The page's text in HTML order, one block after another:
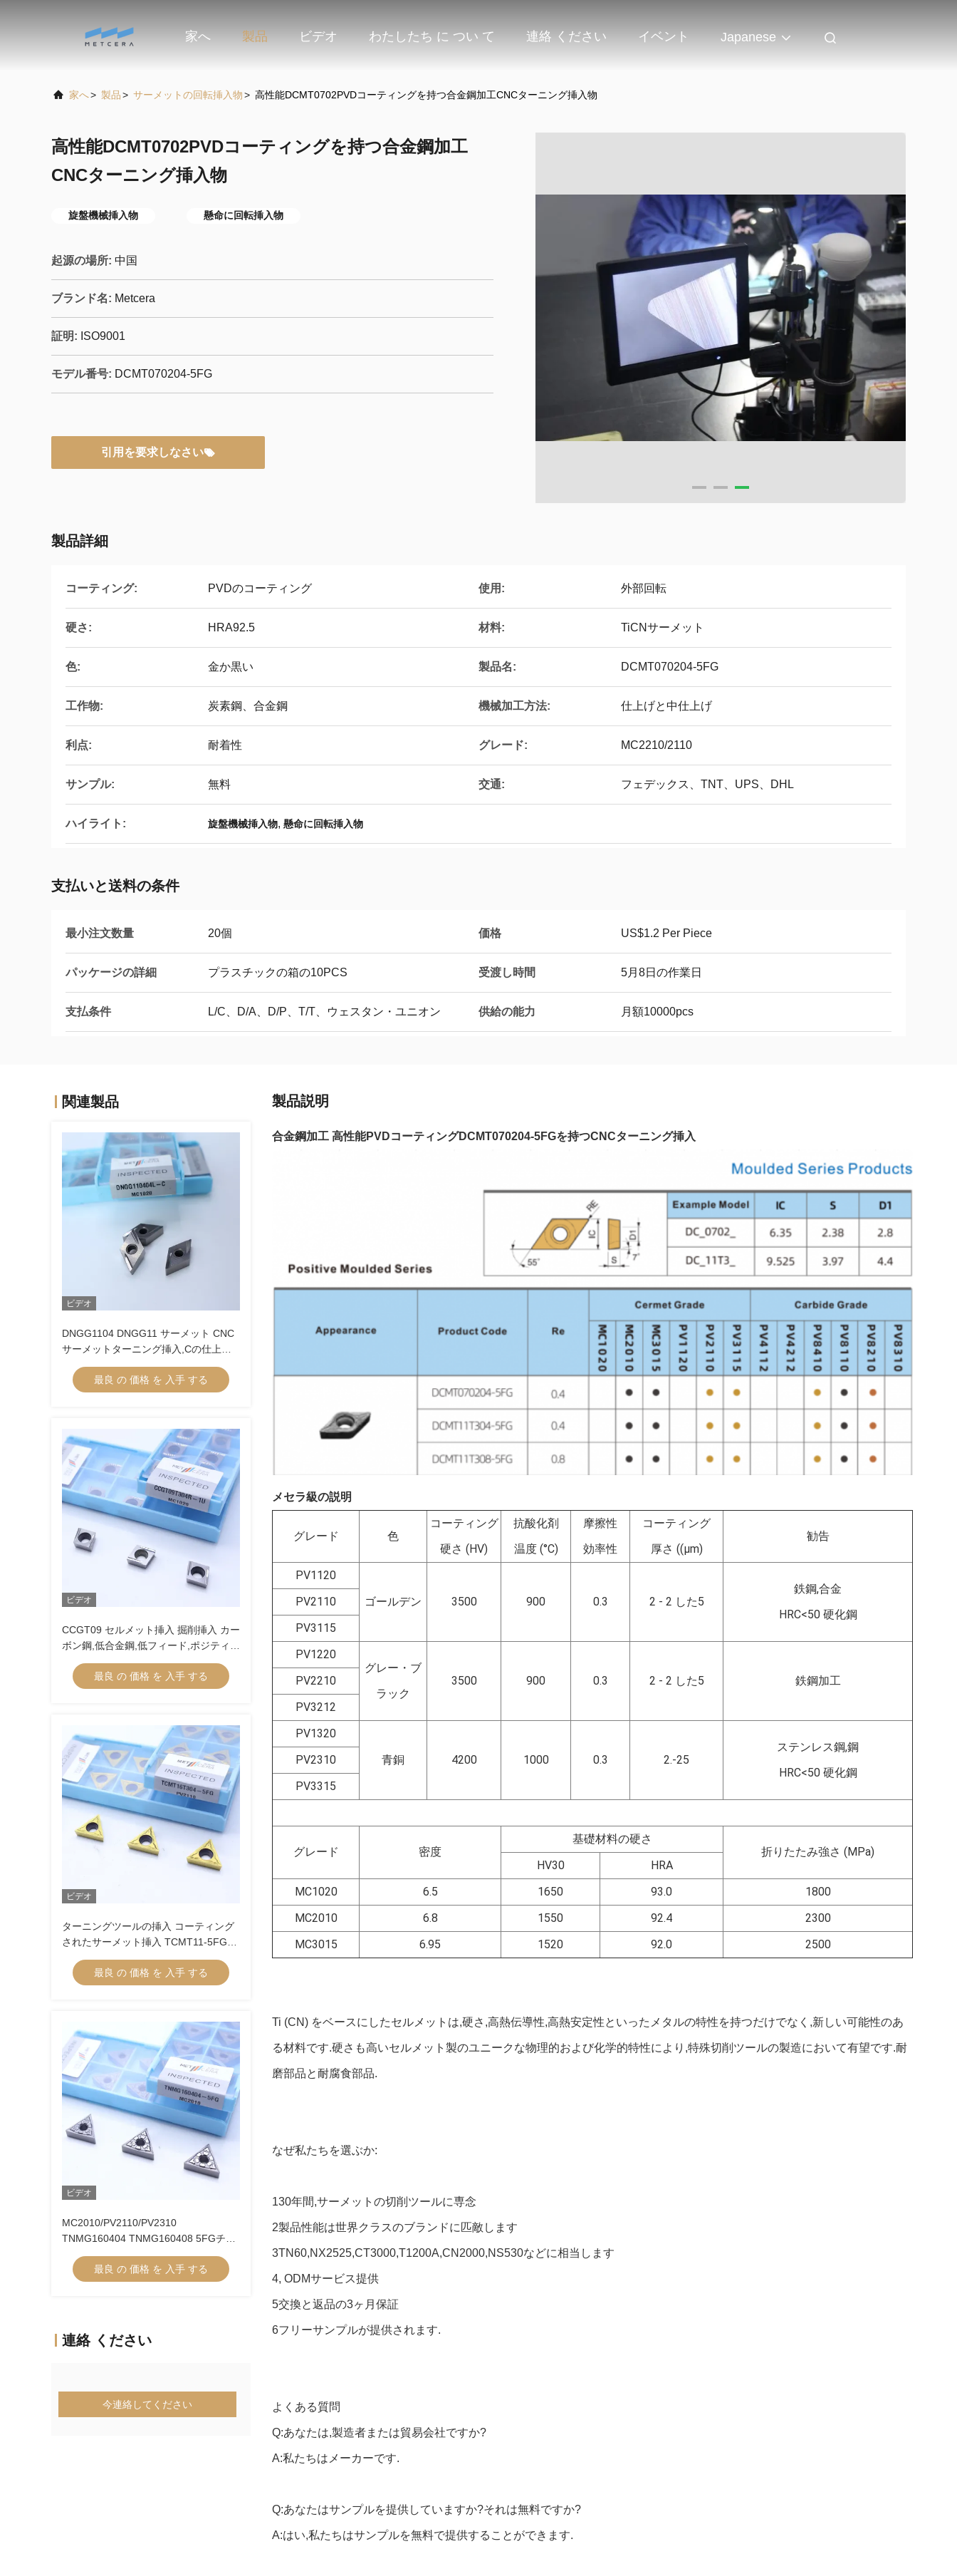
家へ 製品 ビデオ わたしたち に つい て 連絡 ください イベント Japanese
家へ> 製品> サーメットの回転挿入物> 高性能DCMT0702PVDコーティングを持つ合金鋼加工CNCターニング挿入物
高性能DCMT0702PVDコーティングを持つ合金鋼加工
CNCターニング挿入物
旋盤機械挿入物 懸命に回転挿入物
起源の場所: 中国
ブランド名: Metcera
証明: ISO9001
モデル番号: DCMT070204-5FG
引用を要求しなさい
製品詳細
コーティング: PVDのコーティング 使用: 外部回転
硬さ: HRA92.5 材料: TiCNサーメット
色: 金か黒い 製品名: DCMT070204-5FG
工作物: 炭素鋼、合金鋼 機械加工方法: 仕上げと中仕上げ
利点: 耐着性 グレード: MC2210/2110
サンプル: 無料 交通: フェデックス、TNT、UPS、DHL
ハイライト: 旋盤機械挿入物, 懸命に回転挿入物
支払いと送料の条件
最小注文数量 20個 価格 US$1.2 Per Piece
パッケージの詳細 プラスチックの箱の10PCS 受渡し時間 5月8日の作業日
支払条件 L/C、D/A、D/P、T/T、ウェスタン・ユニオン 供給の能力 月額10000pcs
関連製品
ビデオ
DNGG1104 DNGG11 サーメット CNC
サーメットターニング挿入,Cの仕上げ
挿入 仕上げチップブレーカー
最良 の 価格 を 入手 する
ビデオ
CCGT09 セルメット挿入 掘削挿入 カー
ボン鋼,低合金鋼,低フィード,ポジティブ
挿入 切断のための内部ターニング挿入
CCGT09T304R-1U
最良 の 価格 を 入手 する
ビデオ
ターニングツールの挿入 コーティング
されたサーメット挿入 TCMT11-5FG
TCMT16-5FG サーメットターニング挿
最良 の 価格 を 入手 する
ビデオ
MC2010/PV2110/PV2310
TNMG160404 TNMG160408 5FGチッ
プブレーカーにおけるCNC機械のため
のCermetターニング挿入器
最良 の 価格 を 入手 する
連絡 ください
今連絡してください
製品説明
合金鋼加工 高性能PVDコーティングDCMT070204-5FGを持つCNCターニング挿入
メセラ級の説明
グレード 色
コーティング
硬さ (HV)
抗酸化剤
温度 (°C)
摩擦性
効率性
コーティング
厚さ ((μm)
勧告
PV1120
ゴールデン
3500 900 0.3 2 - 2 した5
鉄鋼,合金
HRC<50 硬化鋼
PV2110
PV3115
PV1220
グレー・ブ
ラック
3500 900 0.3 2 - 2 した5 鉄鋼加工
PV2210
PV3212
PV1320
青銅
4200 1000 0.3 2.-25
ステンレス鋼,鋼
HRC<50 硬化鋼
PV2310
PV3315
グレード 密度
基礎材料の硬さ
折りたたみ強さ (MPa)
HV30
HRA
MC1020
6.5 1650 93.0
1800
MC2010
6.8 1550 92.4
2300
MC3015
6.95 1520 92.0 2500
Ti (CN) をベースにしたセルメットは,硬さ,高熱伝導性,高熱安定性といったメタルの特性を持つだけでなく,新しい可能性のあ
る材料です.硬さも高いセルメット製のユニークな物理的および化学的特性により,特殊切削ツールの製造において有望です.耐
磨部品と耐腐食部品.
なぜ私たちを選ぶか:
130年間,サーメットの切削ツールに専念
2製品性能は世界クラスのブランドに匹敵します
3TN60,NX2525,CT3000,T1200A,CN2000,NS530などに相当します
4, ODMサービス提供
5交換と返品の3ヶ月保証
6フリーサンプルが提供されます.
よくある質問
Q:あなたは,製造者または貿易会社ですか?
A:私たちはメーカーです.
Q:あなたはサンプルを提供していますか?それは無料ですか?
A:はい,私たちはサンプルを無料で提供することができます.